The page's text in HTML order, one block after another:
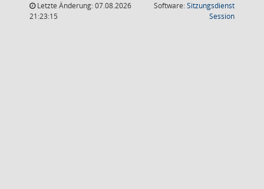
Letzte Änderung: 07.08.2026
21:23:15
Software:Sitzungsdienst
Session(Wird in